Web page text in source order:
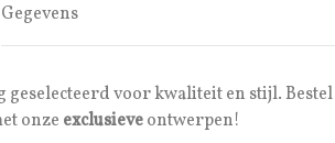
Gegevens
voor kwaliteit en stijl.
onze exclusieveontwerpen!